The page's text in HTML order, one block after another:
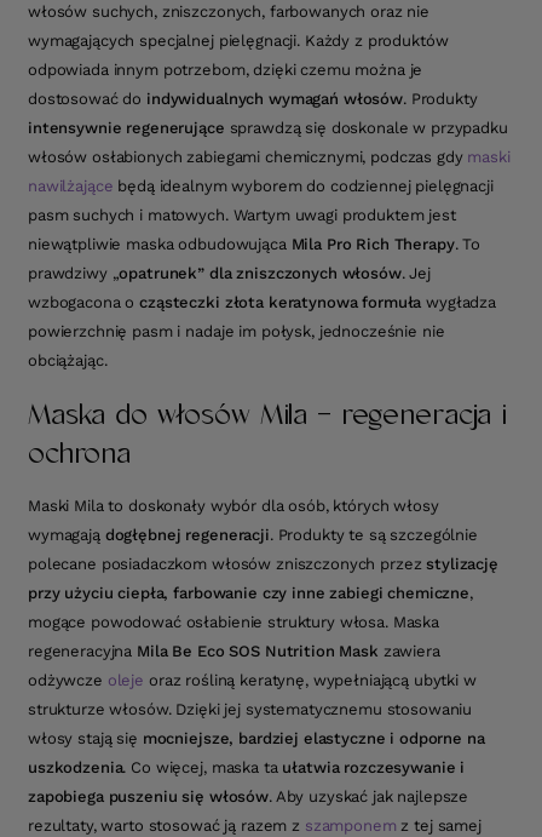
włosów suchych, zniszczonych, farbowanych oraz nie
wymagających specjalnej pielęgnacji. Każdy z produktów
odpowiada innym potrzebom, dzięki czemu można je
dostosować do indywidualnych wymagań włosów. Produkty
intensywnie regenerujące sprawdzą się doskonale w przypadku
włosów osłabionych zabiegami chemicznymi, podczas gdy maski
nawilżające będą idealnym wyborem do codziennej pielęgnacji
pasm suchych i matowych. Wartym uwagi produktem jest
niewątpliwie maska odbudowująca Mila Pro Rich Therapy. To
prawdziwy „opatrunek” dla zniszczonych włosów. Jej
wzbogacona ocząsteczki złota keratynowa formuła wygładza
powierzchnię pasm i nadaje im połysk, jednocześnie nie
obciążając.
Maska do włosów Mila - regeneracja i
ochrona
Maski Mila to doskonały wybór dla osób, których włosy
wymagają dogłębnej regeneracji. Produkty te są szczególnie
polecane posiadaczkom włosów zniszczonych przezstylizację
przy użyciu ciepła, farbowanie czy inne zabiegi chemiczne,
mogące powodować osłabienie struktury włosa. Maska
regeneracyjna Mila Be Eco SOS Nutrition Mask zawiera
odżywcze oleje oraz rośliną keratynę, wypełniającą ubytki w
strukturze włosów. Dzięki jej systematycznemu stosowaniu
włosy stają się mocniejsze, bardziej elastyczne i odporne na
uszkodzenia. Co więcej, maska ta ułatwia rozczesywanie i
zapobiega puszeniu się włosów. Aby uzyskać jak najlepsze
rezultaty, warto stosować ją razem z szamponem z tej samej